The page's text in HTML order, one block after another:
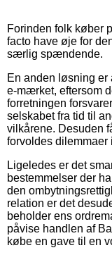
Forinden folk køber
facto have øje for
særlig spændende.
En anden løsning er
e-mærket, eftersom
forretningen
selskabet fra tid til
vilkårene. Desuden
forvoldes dilemmaer
Ligeledes er det
bestemmelser der
den
relation er det
beholder ens
påvise handlen af
købe en gave til en